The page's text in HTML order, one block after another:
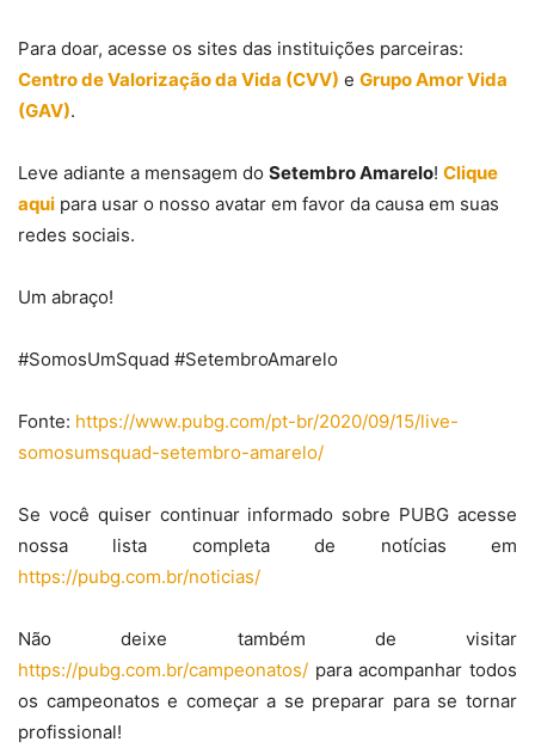
Para doar, acesse os sites das instituições parceiras:
Centro de Valorização da Vida (CVV) e Grupo Amor Vida
(GAV).
Leve adiante a mensagem do Setembro Amarelo! Clique
aqui para usar o nosso avatar em favor da causa em suas
redes sociais.
Um abraço!
#SomosUmSquad #SetembroAmarelo
Fonte: https://www.pubg.com/pt-br/2020/09/15/live-
somosumsquad-setembro-amarelo/
Se você quiser continuar informado sobre PUBG acesse
nossa lista completa de notícias em
https://pubg.com.br/noticias/
Não deixe também de visitar
https://pubg.com.br/campeonatos/ para acompanhar todos
os campeonatos e começar a se preparar para se tornar
profissional!